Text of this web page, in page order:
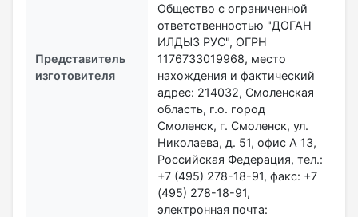
Представитель
изготовителя
Общество с ограниченной
ответственностью "ДОГАН
ИЛДЫЗ РУС", ОГРН
1176733019968, место
нахождения и фактический
адрес: 214032, Смоленская
область, г.о. город
Смоленск, г. Смоленск, ул.
Николаева, д. 51, офис А 13,
Российская Федерация, тел.:
+7 (495) 278-18-91, факс: +7
(495) 278-18-91,
электронная почта: